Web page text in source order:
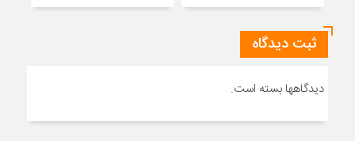
ثبت دیدگاه
دیدگاهها بسته است.